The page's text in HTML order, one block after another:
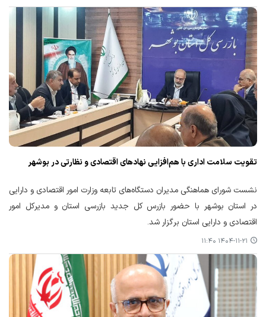
تقویت سلامت اداری با هم‌افزایی نهادهای اقتصادی و نظارتی در بوشهر
نشست شورای هماهنگی مدیران دستگاه‌های تابعه وزارت امور اقتصادی و دارایی
در استان بوشهر با حضور بازرس کل جدید بازرسی استان و مدیرکل امور
اقتصادی و دارایی استان برگزار شد.
۱۴۰۴-۱۱-۲۱ ۱۱:۴۰